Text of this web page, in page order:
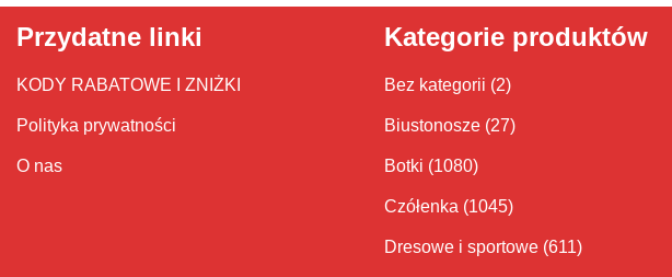
Przydatne linki
KODY RABATOWE I ZNIŻKI
Polityka prywatności
O nas
Kategorie produktów
Bez kategorii (2)
Biustonosze (27)
Botki (1080)
Czółenka (1045)
Dresowe i sportowe (611)